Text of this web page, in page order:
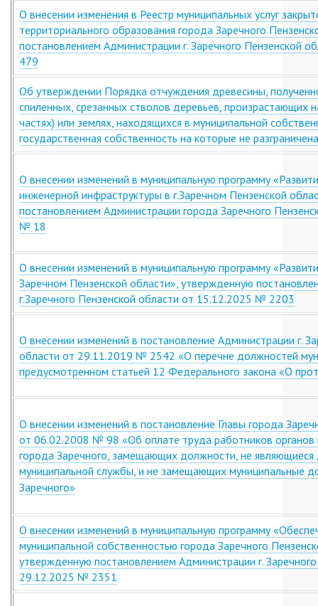
О внесении изменения в Реестр муниципальных услуг
территориального образования города Заречного
постановлением Администрации г. Заречного Пензенской
479
Об утверждении Порядка отчуждения древесины,
спиленных, срезанных стволов деревьев, произрастающих
частях) или землях, находящихся в муниципальной
государственная собственность на которые не разграничена
О внесении изменений в муниципальную программу
инженерной инфраструктуры в г.Заречном Пензенской
постановлением Администрации города Заречного
№ 18
О внесении изменений в муниципальную программу
Заречном Пензенской области», утвержденную
г.Заречного Пензенской области от 15.12.2025 № 2203
О внесении изменений в постановление Администрации г.
области от 29.11.2019 № 2542 «О перечне должностей
предусмотренном статьей 12 Федерального закона «О
О внесении изменений в постановление Главы города
от 06.02.2008 № 98 «Об оплате труда работников органов
города Заречного, замещающих должности, не
муниципальной службы, и не замещающих муниципальные
Заречного»
О внесении изменений в муниципальную программу
муниципальной собственностью города Заречного
утвержденную постановлением Администрации г.
29.12.2025 № 2351